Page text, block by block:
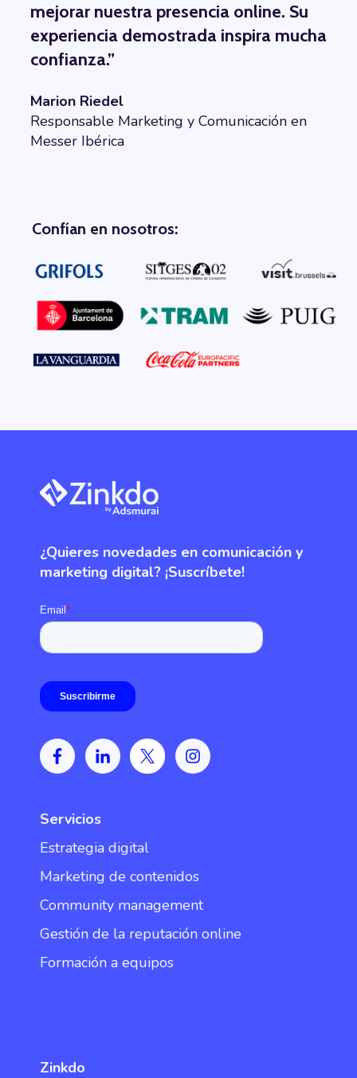
mejorar nuestra presencia online. Su
experiencia demostrada inspira mucha
confianza.”
Marion Riedel
Responsable Marketing y Comunicación en
Messer Ibérica
Confían en nosotros:
¿Quieres novedades en comunicación y
marketing digital? ¡Suscríbete!
Servicios
Estrategia digital
Marketing de contenidos
Community management
Gestión de la reputación online
Formación a equipos
Zinkdo